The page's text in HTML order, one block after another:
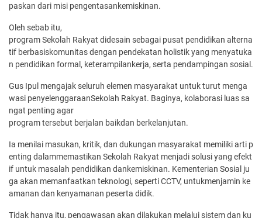
paskan dari misi pengentasankemiskinan.
Oleh sebab itu,
program Sekolah Rakyat didesain sebagai pusat pendidikan alterna
tif berbasiskomunitas dengan pendekatan holistik yang menyatuka
n pendidikan formal, keterampilankerja, serta pendampingan sosial.
Gus Ipul mengajak seluruh elemen masyarakat untuk turut menga
wasi penyelenggaraanSekolah Rakyat. Baginya, kolaborasi luas sa
ngat penting agar
program tersebut berjalan baikdan berkelanjutan.
Ia menilai masukan, kritik, dan dukungan masyarakat memiliki arti p
enting dalammemastikan Sekolah Rakyat menjadi solusi yang efekt
if untuk masalah pendidikan dankemiskinan. Kementerian Sosial ju
ga akan memanfaatkan teknologi, seperti CCTV, untukmenjamin ke
amanan dan kenyamanan peserta didik.
Tidak hanya itu, pengawasan akan dilakukan melalui sistem dan ku